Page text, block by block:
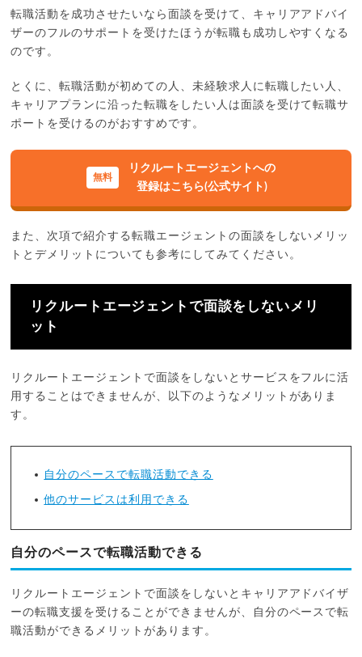
転職活動を成功させたいなら面談を受けて、キャリアアドバイ
ザーのフルのサポートを受けたほうが転職も成功しやすくなる
のです。
とくに、転職活動が初めての人、未経験求人に転職したい人、
キャリアプランに沿った転職をしたい人は面談を受けて転職サ
ポートを受けるのがおすすめです。
リクルートエージェントへの
登録はこちら(公式サイト)
また、次項で紹介する転職エージェントの面談をしないメリッ
トとデメリットについても参考にしてみてください。
リクルートエージェントで面談をしないメリ
ット
リクルートエージェントで面談をしないとサービスをフルに活
用することはできませんが、以下のようなメリットがありま
す。
自分のペースで転職活動できる
他のサービスは利用できる
自分のペースで転職活動できる
リクルートエージェントで面談をしないとキャリアアドバイザ
ーの転職支援を受けることができませんが、自分のペースで転
職活動ができるメリットがあります。